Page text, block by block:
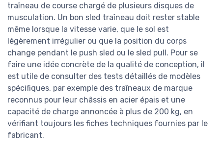
traîneau de course chargé de plusieurs disques de
musculation. Un bon sled traîneau doit rester stable
même lorsque la vitesse varie, que le sol est
légèrement irrégulier ou que la position du corps
change pendant le push sled ou le sled pull. Pour se
faire une idée concrète de la qualité de conception, il
est utile de consulter des tests détaillés de modèles
spécifiques, par exemple des traîneaux de marque
reconnus pour leur châssis en acier épais et une
capacité de charge annoncée à plus de 200 kg, en
vérifiant toujours les fiches techniques fournies par le
fabricant.